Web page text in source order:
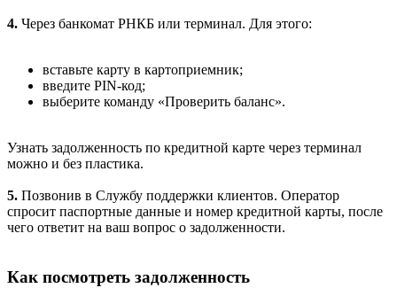
4. Через банкомат РНКБ или терминал. Для этого:
вставьте карту в картоприемник;
введите PIN-код;
выберите команду «Проверить баланс».
Узнать задолженность по кредитной карте через терминал
можно и без пластика.
5. Позвонив в Службу поддержки клиентов. Оператор
спросит паспортные данные и номер кредитной карты, после
чего ответит на ваш вопрос о задолженности.
Как посмотреть задолженность